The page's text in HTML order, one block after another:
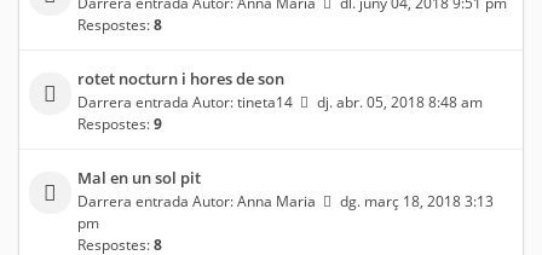
Respostes:8
rotet nocturn i hores de son
Darrera entrada Autor:tineta14
dj. abr. 05, 2018 8:48 am
Respostes:9
Mal en un sol pit
Darrera entrada Autor:Anna Maria
dg. març 18, 2018 3:13
pm
Respostes:8